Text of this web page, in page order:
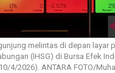
melintas di depan layar
(IHSG) di Bursa Efek
4/2026). ANTARA FOTO/